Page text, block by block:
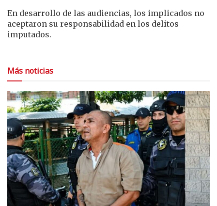
En desarrollo de las audiencias, los implicados no
aceptaron su responsabilidad en los delitos
imputados.
Más noticias